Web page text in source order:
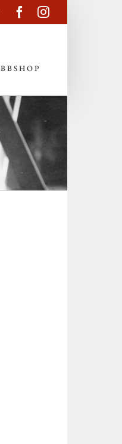
FacebookInstagram